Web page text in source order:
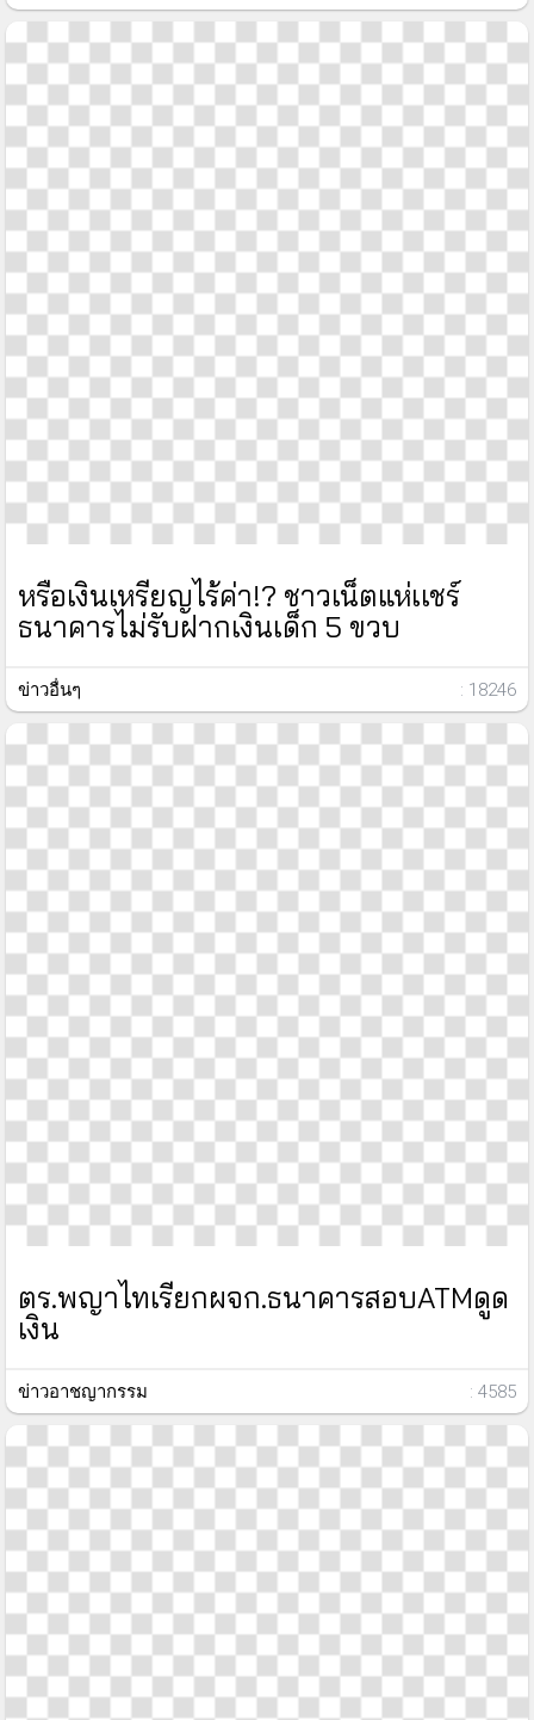
หรือเงินเหรียญไร้ค่า!? ชาวเน็ตแห่เเชร์
ธนาคารไม่รับฝากเงินเด็ก 5 ขวบ
ข่าวอื่นๆ : 18246
ตร.พญาไทเรียกผจก.ธนาคารสอบATMดูด
เงิน
ข่าวอาชญากรรม : 4585